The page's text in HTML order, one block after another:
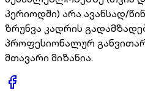
პერიოდში) არა ავანსად/
ზრუნვა კადრის
პროფესიონალურ
მთავარი მიზანია.